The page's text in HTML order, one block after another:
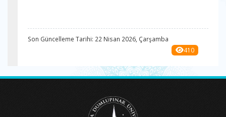
Son Güncelleme Tarihi: 22 Nisan 2026, Çarşamba
410